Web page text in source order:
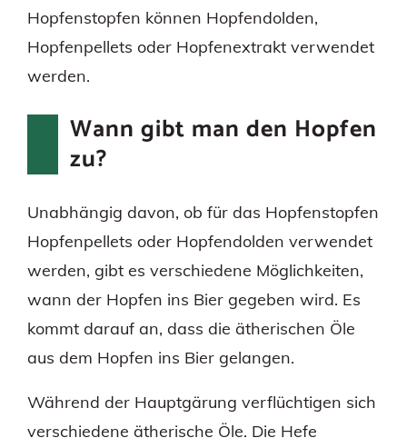
Hopfenstopfen können Hopfendolden,
Hopfenpellets oder Hopfenextrakt verwendet
werden.
Wann gibt man den Hopfen
zu?
Unabhängig davon, ob für das Hopfenstopfen
Hopfenpellets oder Hopfendolden verwendet
werden, gibt es verschiedene Möglichkeiten,
wann der Hopfen ins Bier gegeben wird. Es
kommt darauf an, dass die ätherischen Öle
aus dem Hopfen ins Bier gelangen.
Während der Hauptgärung verflüchtigen sich
verschiedene ätherische Öle. Die Hefe